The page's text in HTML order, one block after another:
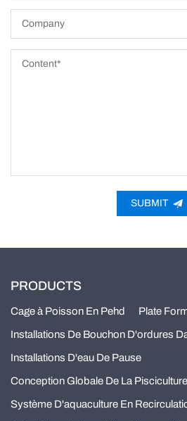
SUBMIT
PRODUCTS
Cage à Poisson En Pehd Plate
Installations De Bouchon D'ordures
Installations D'eau De Pause
Conception Globale De La Pisciculture
Système D'aquaculture En